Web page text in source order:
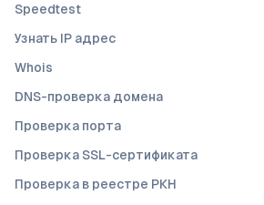
Speedtest
Узнать IP адрес
Whois
DNS-проверка домена
Проверка порта
Проверка SSL-сертификата
Проверка в реестре РКН